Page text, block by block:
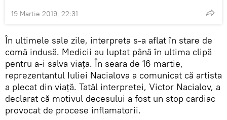
19 Martie 2019, 22:31
În ultimele sale zile, interpreta s-a aflat în stare de
comă indusă. Medicii au luptat până în ultima clipă
pentru a-i salva viața. În seara de 16 martie,
reprezentantul Iuliei Nacialova a comunicat că artista
a plecat din viață. Tatăl interpretei, Victor Nacialov, a
declarat că motivul decesului a fost un stop cardiac
provocat de procese inflamatorii.